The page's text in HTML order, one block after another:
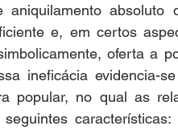
aniquilamento absoluto
e, em certos
oferta a
ineficácia evidencia-
popular, no qual as